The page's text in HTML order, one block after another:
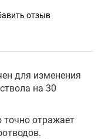
отзыв
для изменения
на 30
точно отражает